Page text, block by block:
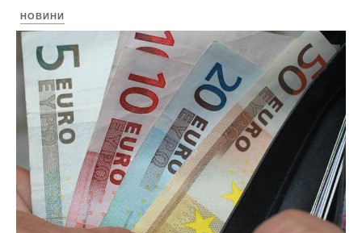
НОВИНИ